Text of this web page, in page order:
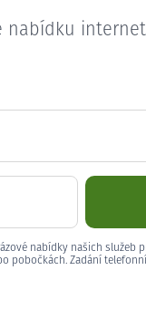
nabídku
nabídky našich služeb
pobočkách. Zadání